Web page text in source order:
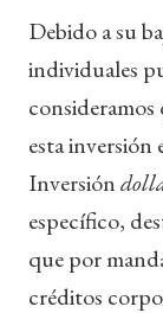
Debido a su
individuales
esta inversión
Inversión
específico,
que por
créditos